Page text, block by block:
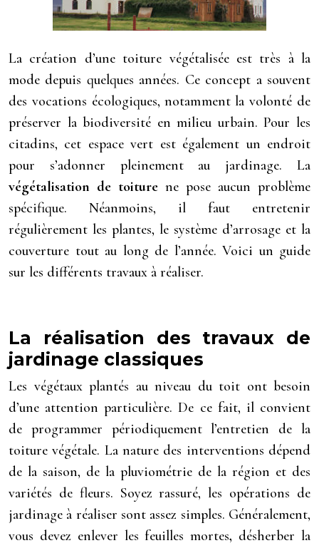
La création d’une toiture végétalisée est très à la
mode depuis quelques années. Ce concept a souvent
des vocations écologiques, notamment la volonté de
préserver la biodiversité en milieu urbain. Pour les
citadins, cet espace vert est également un endroit
pour s’adonner pleinement au jardinage. La
végétalisation de toiture ne pose aucun problème
spécifique. Néanmoins, il faut entretenir
régulièrement les plantes, le système d’arrosage et la
couverture tout au long de l’année. Voici un guide
sur les différents travaux à réaliser.
La réalisation des travaux de
jardinage classiques
Les végétaux plantés au niveau du toit ont besoin
d’une attention particulière. De ce fait, il convient
de programmer périodiquement l’entretien de la
toiture végétale. La nature des interventions dépend
de la saison, de la pluviométrie de la région et des
variétés de fleurs. Soyez rassuré, les opérations de
jardinage à réaliser sont assez simples. Généralement,
vous devez enlever les feuilles mortes, désherber la